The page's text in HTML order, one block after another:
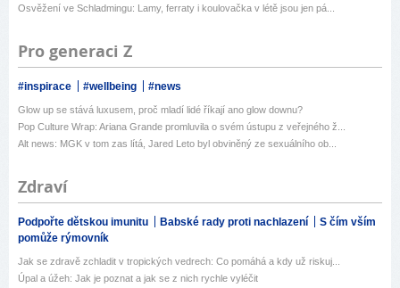
Osvěžení ve Schladmingu: Lamy, ferraty i koulovačka v létě jsou jen pá...
Pro generaci Z
#inspirace #wellbeing #news
Glow up se stává luxusem, proč mladí lidé říkají ano glow downu?
Pop Culture Wrap: Ariana Grande promluvila o svém ústupu z veřejného ž...
Alt news: MGK v tom zas lítá, Jared Leto byl obviněný ze sexuálního ob...
Zdraví
Podpořte dětskou imunitu Babské rady proti nachlazení
S čím vším
pomůže rýmovník
Jak se zdravě zchladit v tropických vedrech: Co pomáhá a kdy už riskuj...
Úpal a úžeh: Jak je poznat a jak se z nich rychle vyléčit